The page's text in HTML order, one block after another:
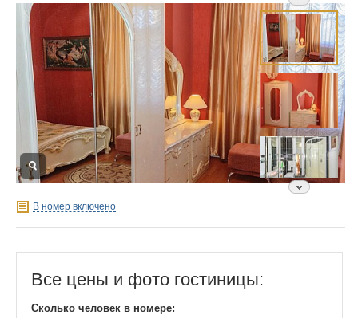
В номер включено
Все цены и фото гостиницы:
Сколько человек в номере: